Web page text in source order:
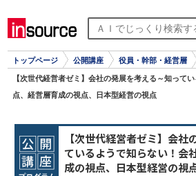
トップページ 公開講座 役員・幹部・経営層
【次世代経営者ゼミ】会社の発展を考える～知って
点、経営層育成の視点、日本型経営の視点
【次世代経営者ゼミ】会社
ているようで知らない！会
成の視点、日本型経営の視